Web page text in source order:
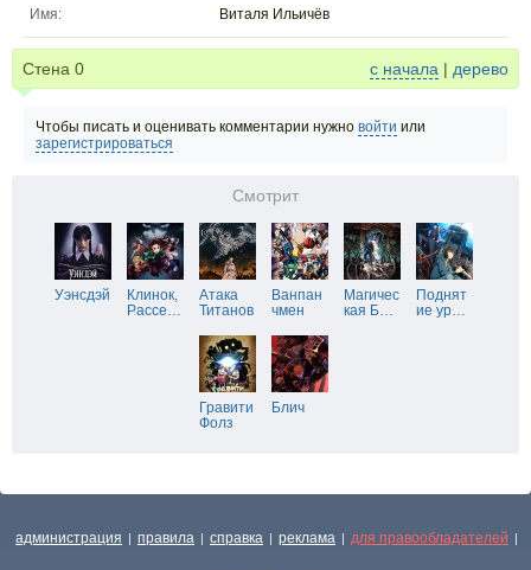
Имя: Виталя Ильичёв
Стена 0 с начала | дерево
Чтобы писать и оценивать комментарии нужно войти или
зарегистрироваться
Смотрит
Уэнсдэй
Клинок,
Рассе…
Атака
Титанов
Ванпан
чмен
Магичес
кая Б…
Поднят
ие ур…
Гравити
Фолз
Блич
администрация | правила | справка | реклама | для правообладателей |